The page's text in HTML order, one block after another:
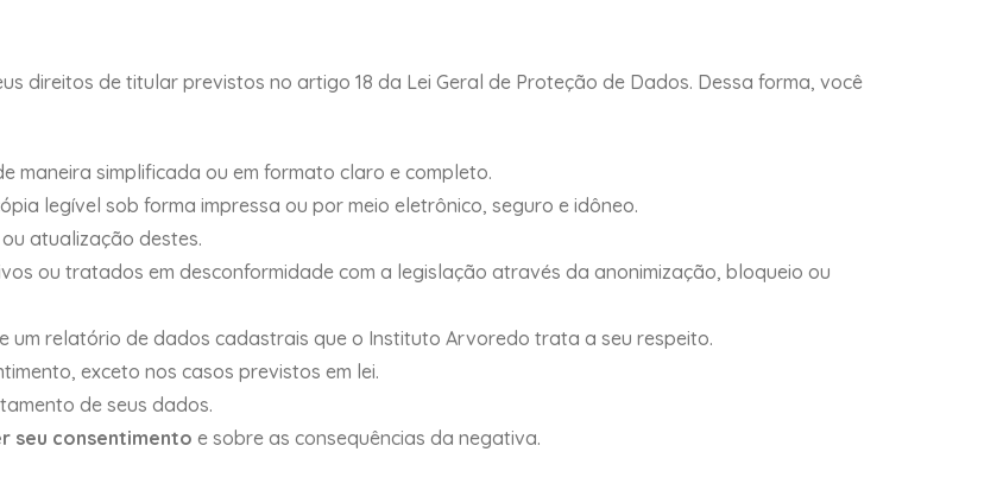
direitos de titular previstos no artigo 18 da Lei Geral de Proteção de Dados. Dessa forma, você
maneira simplificada ou em formato claro e completo.
legível sob forma impressa ou por meio eletrônico, seguro e idôneo.
atualização destes.
ou tratados em desconformidade com a legislação através da anonimização, bloqueio ou
um relatório de dados cadastrais que o Instituto Arvoredo trata a seu respeito.
exceto nos casos previstos em lei.
de seus dados.
seu consentimento e sobre as consequências da negativa.